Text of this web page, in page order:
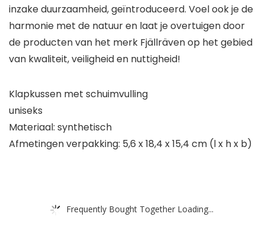
inzake duurzaamheid, geïntroduceerd. Voel ook je de
harmonie met de natuur en laat je overtuigen door
de producten van het merk Fjällräven op het gebied
van kwaliteit, veiligheid en nuttigheid!
Klapkussen met schuimvulling
uniseks
Materiaal: synthetisch
Afmetingen verpakking: 5,6 x 18,4 x 15,4 cm (l x h x b)
Frequently Bought Together Loading...